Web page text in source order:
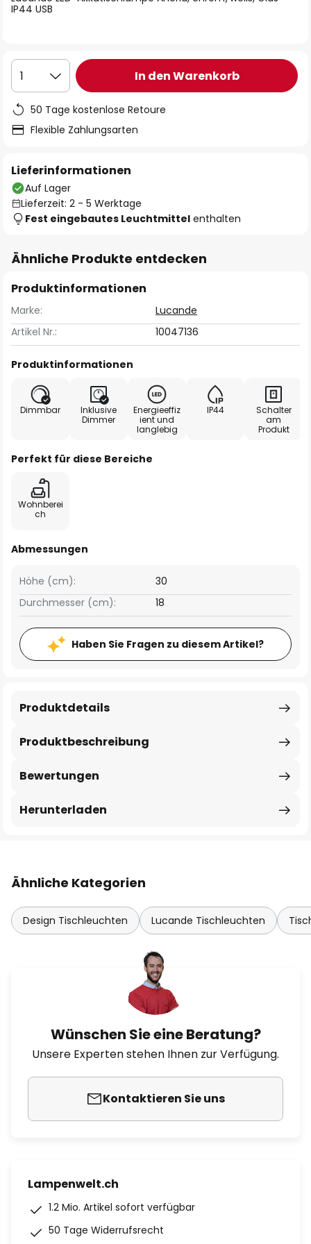
IP44 USB
1 In den Warenkorb
50 Tage kostenlose Retoure
Flexible Zahlungsarten
Lieferinformationen
Auf Lager
Lieferzeit: 2 - 5 Werktage
Fest eingebautes Leuchtmittel enthalten
Ähnliche Produkte entdecken
Produktinformationen
Marke:
Lucande
Artikel Nr.:
10047136
Produktinformationen
Dimmbar
Inklusive
Dimmer
Energieeffiz
ient und
langlebig
IP44
Schalter
am
Produkt
Perfekt für diese Bereiche
Wohnberei
ch
Abmessungen
Höhe (cm):
30
Durchmesser (cm):
18
Haben Sie Fragen zu diesem Artikel?
Produktbeschreibung
Produktdetails
Bewertungen
Herunterladen
Ähnliche Kategorien
Design Tischleuchten Lucande Tischleuchten
Wünschen Sie eine Beratung?
Unsere Experten stehen Ihnen zur Verfügung.
Kontaktieren Sie uns
Lampenwelt.ch
1.2 Mio. Artikel sofort verfügbar
50 Tage Widerrufsrecht